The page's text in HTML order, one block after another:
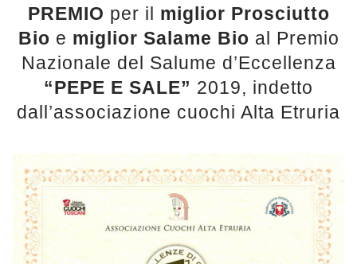
PREMIO per il miglior Prosciutto
Bio e miglior Salame Bio al Premio
Nazionale del Salume d’Eccellenza
“PEPE E SALE” 2019, indetto
dall’associazione cuochi Alta Etruria